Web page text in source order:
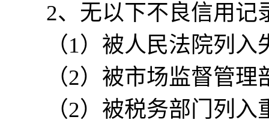
2、无以下不良信用记
（1）被人民法院列入
（2） 被市场监督管理
（2）被税务部门列入